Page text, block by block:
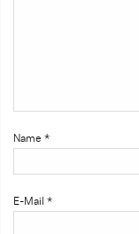
Name *
E-Mail *